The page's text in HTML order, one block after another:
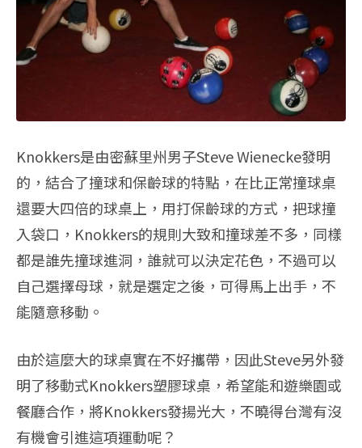
Knokkers是由密蘇里州男子Steve Wienecke發明
的，結合了撞球和保齡球的特點，在比正常撞球桌
還要大四倍的球桌上，用打保齡球的方式，把球撞
入袋口，Knokkers的規則大致和撞球差不多，同樣
都是誰先撞球進洞，誰就可以決定花色，不過可以
自己選擇母球，就是選定之後，可得馬上出手，不
能隨意移動。
由於這麼大的球桌實在不好攜帶，因此Steve另外發
明了移動式Knokkers塑膠球桌，希望能和遊樂園或
餐廳合作，將Knokkers發揚光大，不曉得台灣有沒
有機會引進這項運動呢？